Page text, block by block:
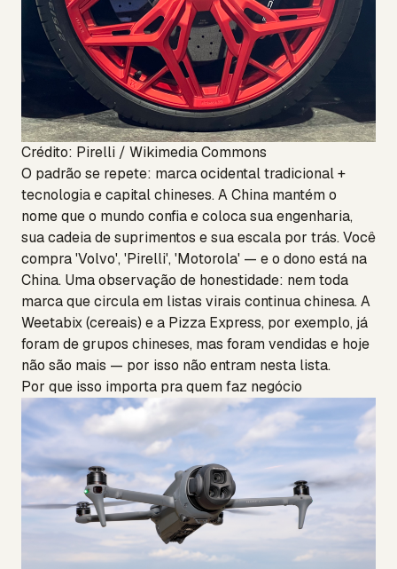
Crédito: Pirelli / Wikimedia Commons
O padrão se repete: marca ocidental tradicional +
tecnologia e capital chineses. A China mantém o
nome que o mundo confia e coloca sua engenharia,
sua cadeia de suprimentos e sua escala por trás. Você
compra 'Volvo', 'Pirelli', 'Motorola' — e o dono está na
China. Uma observação de honestidade: nem toda
marca que circula em listas virais continua chinesa. A
Weetabix (cereais) e a Pizza Express, por exemplo, já
foram de grupos chineses, mas foram vendidas e hoje
não são mais — por isso não entram nesta lista.
Por que isso importa pra quem faz negócio